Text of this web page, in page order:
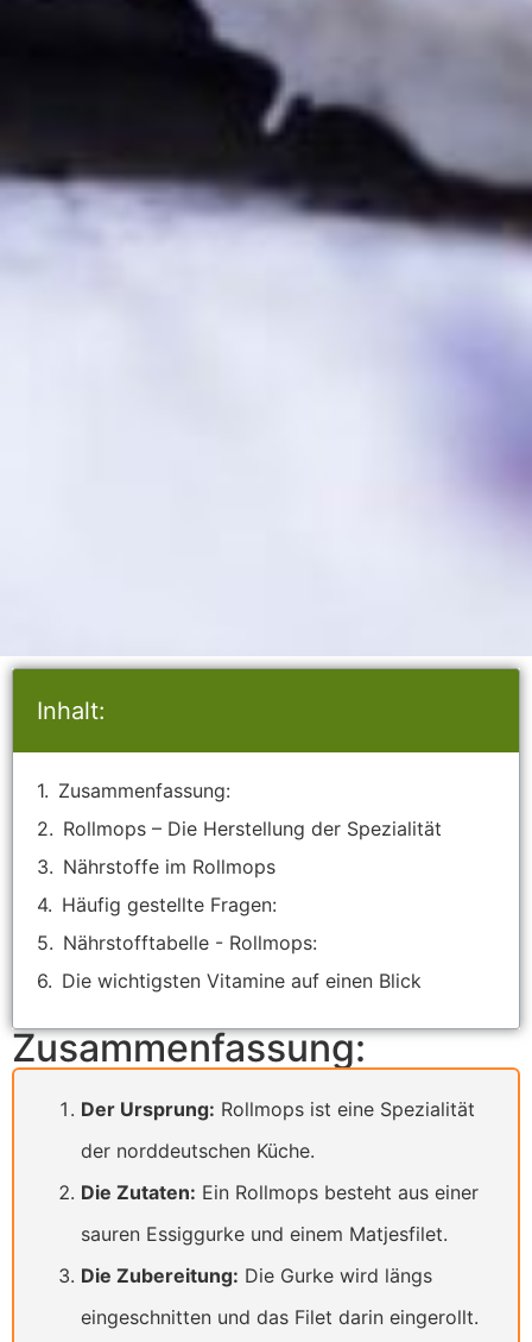
Inhalt:
Zusammenfassung:
Rollmops – Die Herstellung der Spezialität
Nährstoffe im Rollmops
Häufig gestellte Fragen:
Nährstofftabelle - Rollmops:
Die wichtigsten Vitamine auf einen Blick
Zusammenfassung:
Der Ursprung: Rollmops ist eine Spezialität
der norddeutschen Küche.
Die Zutaten: Ein Rollmops besteht aus einer
sauren Essiggurke und einem Matjesfilet.
Die Zubereitung: Die Gurke wird längs
eingeschnitten und das Filet darin eingerollt.